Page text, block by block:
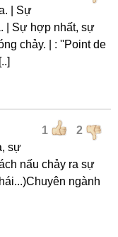
| Sự
| Sự hợp nhất, sự
chảy. | : ''Point de
1 2
sự
nấu chảy ra sự
ngành